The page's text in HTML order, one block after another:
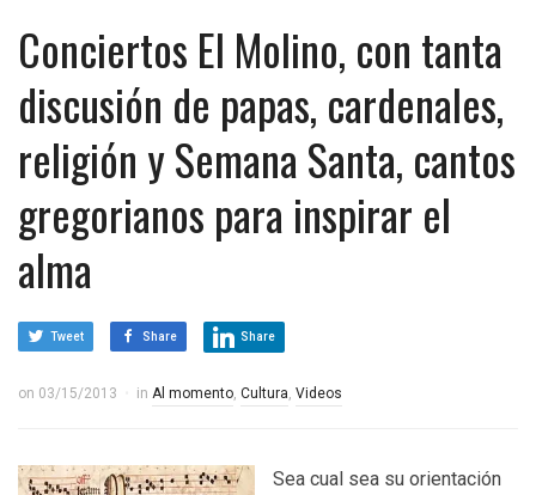
Conciertos El Molino, con tanta
discusión de papas, cardenales,
religión y Semana Santa, cantos
gregorianos para inspirar el
alma
Tweet Share Share
on 03/15/2013 in Al momento, Cultura, Videos
Sea cual sea su orientación